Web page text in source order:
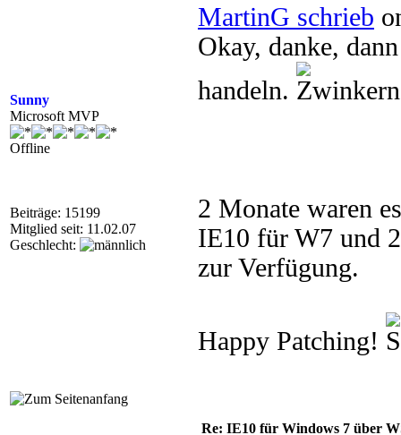
Sunny
Microsoft MVP
Offline
Beiträge: 15199
Mitglied seit: 11.02.07
Geschlecht:
MartinG schrieb
Okay, danke,
handeln.
2 Monate waren
IE10 für W7 und
zur Verfügung.
Happy Patching!
Re: IE10 für Windows 7 über